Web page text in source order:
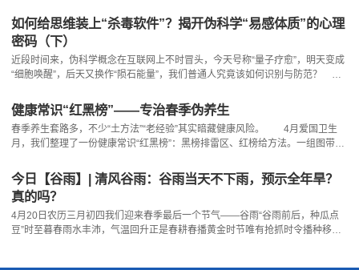
则泄露行踪，重则触碰国家秘密的红线。 4月15日，是全民国家安全教育
日。今天，我们为大家划清拍照的安全红线，澄清那些常见的认知误区，让打卡
有度，分享有界～ 那些年，我们“晒”出来的“祸”
如何给思维装上“杀毒软件”？揭开伪科学“易感体质”的心理
密码（下）
近段时间来，伪科学概念在互联网上不时冒头，今天号称“量子疗愈”，明天变成
“细胞唤醒”，后天又换作“陨石能量”，我们普通人究竟该如何识别与防范？
“伪科学大揭秘”栏目，通过一系列“真科普”文章，带大家一起识破谣言套路，戳
穿“伪科学”骗局。 自救指南： 给自己的思维装上“杀毒软件” 认知到
我们的思维存在“易感”倾向，并非是为
健康常识“红黑榜”——专治春季伪养生
春季养生套路多，不少“土方法”“老经验”其实暗藏健康风险。 4月爱国卫生
月，我们整理了一份健康常识“红黑榜”：黑榜排雷区、红榜给方法。一组图带你
辑： 贾玉韬
今日【谷雨】| 清风谷雨：谷雨当天不下雨，预示全年旱？
真的吗？
4月20日农历三月初四我们迎来春季最后一个节气——谷雨“谷雨前后，种瓜点
豆”时至暮春雨水丰沛，气温回升正是春耕春播黄金时节唯有抢抓时令播种移